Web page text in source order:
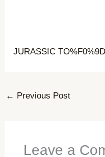
JURASSIC
← Previous Post
Leave a